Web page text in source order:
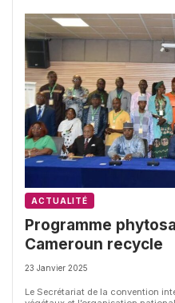
ACTUALITÉ
Programme
Cameroun recycle
23 Janvier 2025
Le Secrétariat de la convention